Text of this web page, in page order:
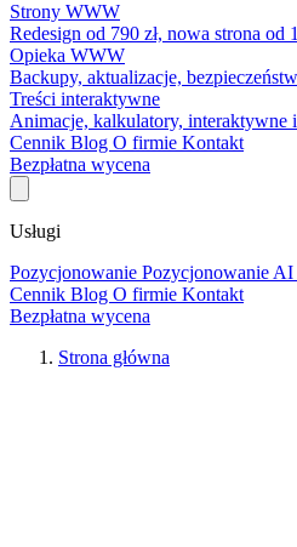
Strony WWW
Redesign od 790 zł, nowa strona od
Opieka WWW
Backupy, aktualizacje,
Treści interaktywne
Animacje, kalkulatory, interaktywne
Cennik Blog O firmie Kontakt
Bezpłatna wycena
Usługi
Pozycjonowanie Pozycjonowanie AI
Cennik Blog O firmie Kontakt
Bezpłatna wycena
Strona główna